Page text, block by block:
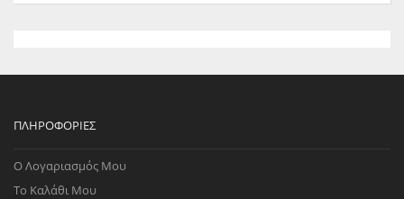
ΠΛΗΡΟΦΟΡΊΕΣ
Ο Λογαριασμός Μου
Το Καλάθι Μου